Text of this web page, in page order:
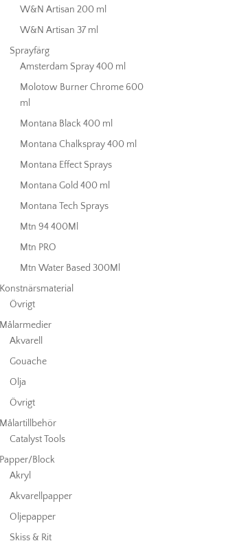
W&N Artisan 200 ml
W&N Artisan 37 ml
Sprayfärg
Amsterdam Spray 400 ml
Molotow Burner Chrome 600
ml
Montana Black 400 ml
Montana Chalkspray 400 ml
Montana Effect Sprays
Montana Gold 400 ml
Montana Tech Sprays
Mtn 94 400Ml
Mtn PRO
Mtn Water Based 300Ml
Konstnärsmaterial
Övrigt
Målarmedier
Akvarell
Gouache
Olja
Övrigt
Målartillbehör
Catalyst Tools
Papper/Block
Akryl
Akvarellpapper
Oljepapper
Skiss & Rit